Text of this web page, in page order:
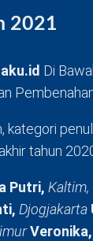
2021
Di
kategori
tahun
Putri, Kaltim,
Djogjakarta
Veronika,